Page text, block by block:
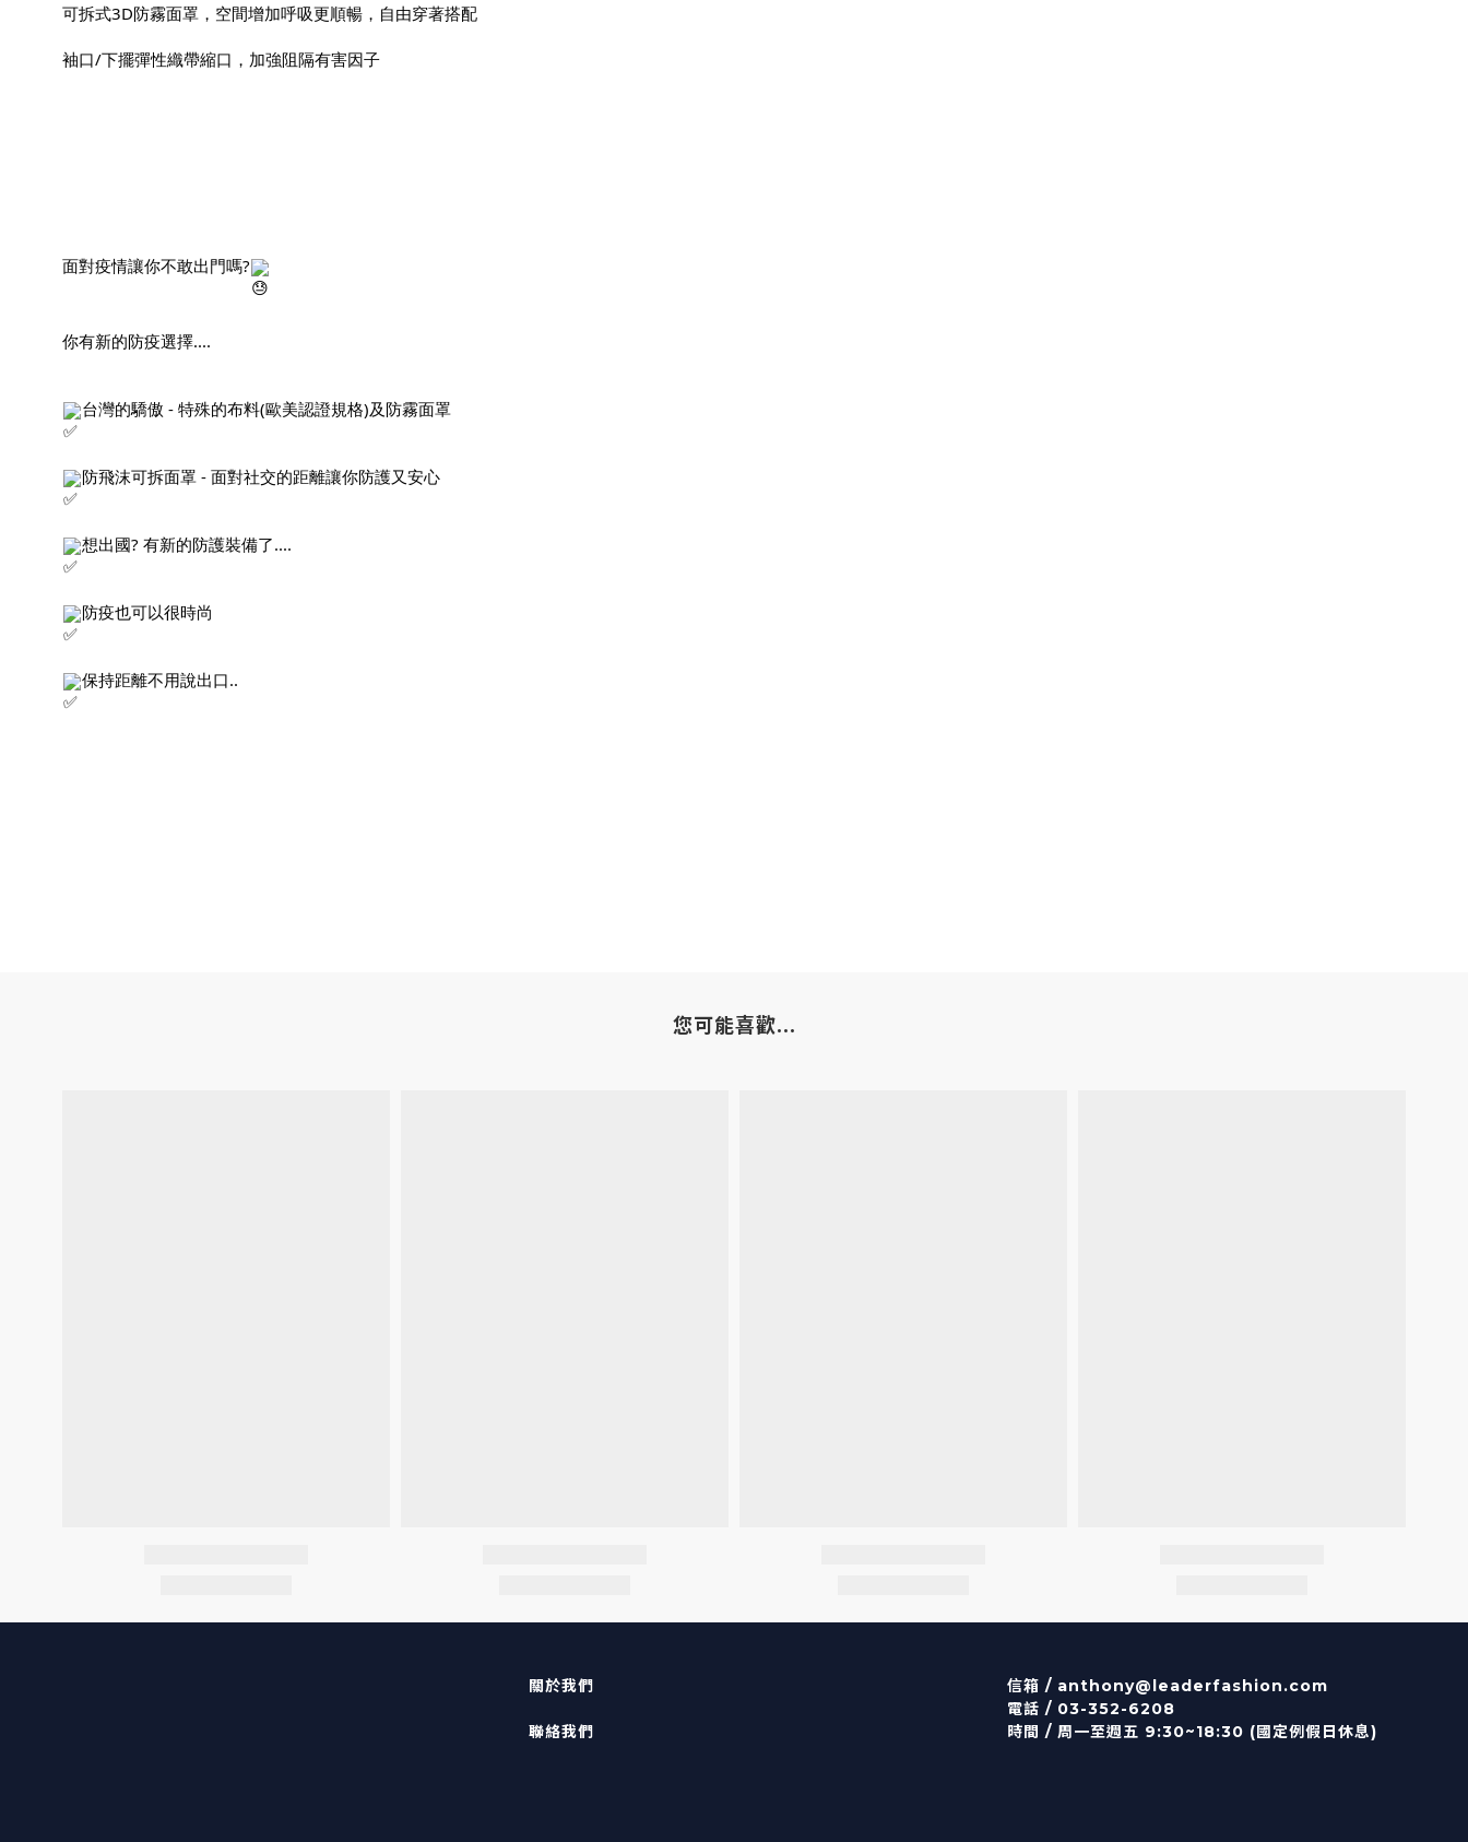
可拆式3D防霧面罩，空間增加呼吸更順暢，自由穿著搭配
袖口/下擺彈性織帶縮口，加強阻隔有害因子
面對疫情讓你不敢出門嗎?
你有新的防疫選擇....
台灣的驕傲 - 特殊的布料(歐美認證規格)及防霧面罩
防飛沫可拆面罩 - 面對社交的距離讓你防護又安心
想出國? 有新的防護裝備了....
防疫也可以很時尚
保持距離不用說出口..
您可能喜歡...
關於我們
聯絡我們
信箱 / anthony@leaderfashion.com
電話 / 03-352-6208
時間 / 周一至週五 9:30~18:30 (國定例假日休息)